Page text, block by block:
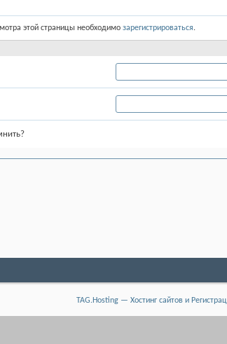
этой страницы необходимо зарегистрироваться.
TAG.Hosting — Хостинг сайтов и